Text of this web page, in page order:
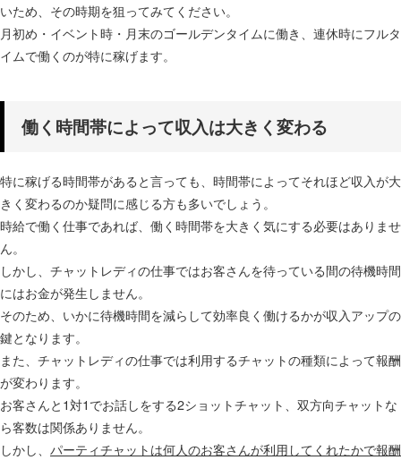
いため、その時期を狙ってみてください。
月初め・イベント時・月末のゴールデンタイムに働き、連休時にフルタ
イムで働くのが特に稼げます。
働く時間帯によって収入は大きく変わる
特に稼げる時間帯があると言っても、時間帯によってそれほど収入が大
きく変わるのか疑問に感じる方も多いでしょう。
時給で働く仕事であれば、働く時間帯を大きく気にする必要はありませ
ん。
しかし、チャットレディの仕事ではお客さんを待っている間の待機時間
にはお金が発生しません。
そのため、いかに待機時間を減らして効率良く働けるかが収入アップの
鍵となります。
また、チャットレディの仕事では利用するチャットの種類によって報酬
が変わります。
お客さんと1対1でお話しをする2ショットチャット、双方向チャットな
ら客数は関係ありません。
しかし、 パーティチャットは何人のお客さんが利用してくれたかで報酬